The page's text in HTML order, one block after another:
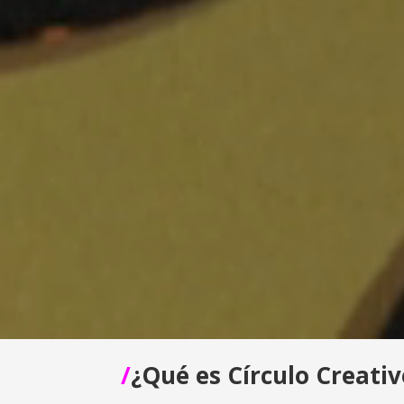
/¿Qué es Círculo